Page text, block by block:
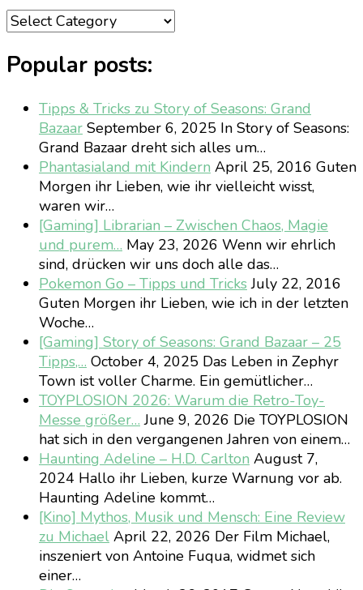
Categories
Popular posts:
Tipps & Tricks zu Story of Seasons: Grand
Bazaar September 6, 2025 In Story of Seasons:
Grand Bazaar dreht sich alles um…
Phantasialand mit Kindern April 25, 2016 Guten
Morgen ihr Lieben, wie ihr vielleicht wisst,
waren wir…
[Gaming] Librarian – Zwischen Chaos, Magie
und purem… May 23, 2026 Wenn wir ehrlich
sind, drücken wir uns doch alle das…
Pokemon Go – Tipps und TricksJuly 22, 2016
Guten Morgen ihr Lieben, wie ich in der letzten
Woche…
[Gaming] Story of Seasons: Grand Bazaar – 25
Tipps,… October 4, 2025 Das Leben in Zephyr
Town ist voller Charme. Ein gemütlicher…
TOYPLOSION 2026: Warum die Retro-Toy-
Messe größer… June 9, 2026 Die TOYPLOSION
hat sich in den vergangenen Jahren von einem…
Haunting Adeline – H.D. Carlton August 7,
2024 Hallo ihr Lieben, kurze Warnung vor ab.
Haunting Adeline kommt…
[Kino] Mythos, Musik und Mensch: Eine Review
zu Michael April 22, 2026 Der Film Michael,
inszeniert von Antoine Fuqua, widmet sich
einer…